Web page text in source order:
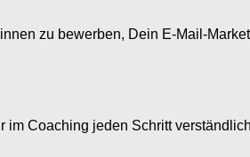
zu bewerben, Dein E-Mail-
im Coaching jeden Schritt